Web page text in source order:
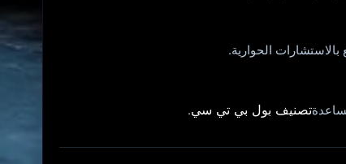
الحوارية.
تصنيف بول بي تي سي.